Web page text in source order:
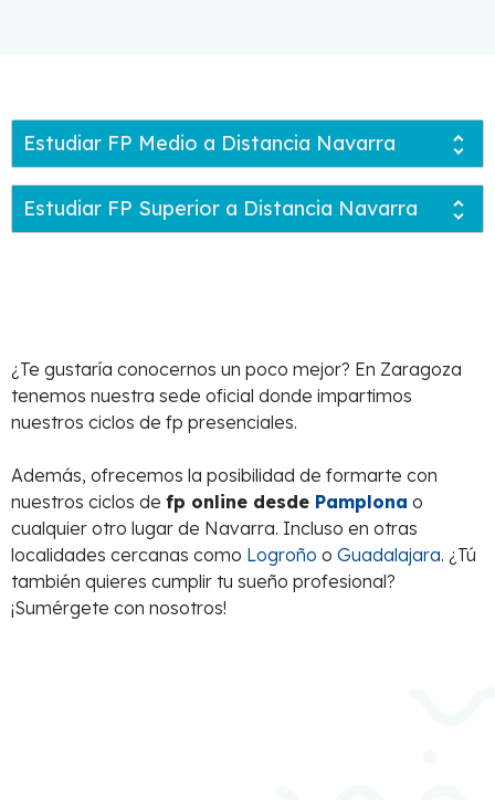
Estudiar FP Medio a Distancia Navarra
Estudiar FP Superior a Distancia Navarra
¿Te gustaría conocernos un poco mejor? En Zaragoza
tenemos nuestra sede oficial donde impartimos
nuestros ciclos de fp presenciales.
Además, ofrecemos la posibilidad de formarte con
nuestros ciclos de fp online desde Pamplona o
cualquier otro lugar de Navarra. Incluso en otras
localidades cercanas como Logroño o Guadalajara. ¿Tú
también quieres cumplir tu sueño profesional?
¡Sumérgete con nosotros!